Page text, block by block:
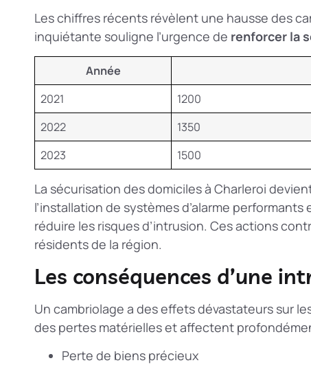
Les chiffres récents révèlent une hausse des
inquiétante souligne l’urgence de renforcer la
Année
2021
1200
2022
1350
2023
1500
La sécurisation des domiciles à Charleroi
l’installation de systèmes d’alarme
réduire les risques d’intrusion. Ces actions
résidents de la région.
Les conséquences d’une
Un cambriolage a des effets dévastateurs sur
des pertes matérielles et affectent
Perte de biens précieux